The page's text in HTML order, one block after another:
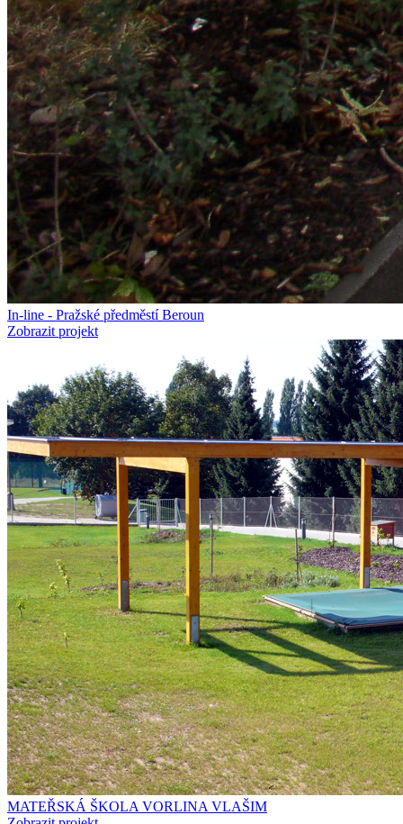
In-line - Pražské předměstí Beroun
Zobrazit projekt
MATEŘSKÁ ŠKOLA VORLINA VLAŠIM